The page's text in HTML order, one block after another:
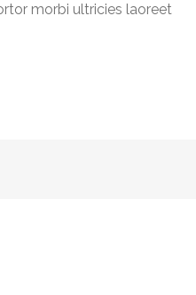
morbi ultricies laoreet